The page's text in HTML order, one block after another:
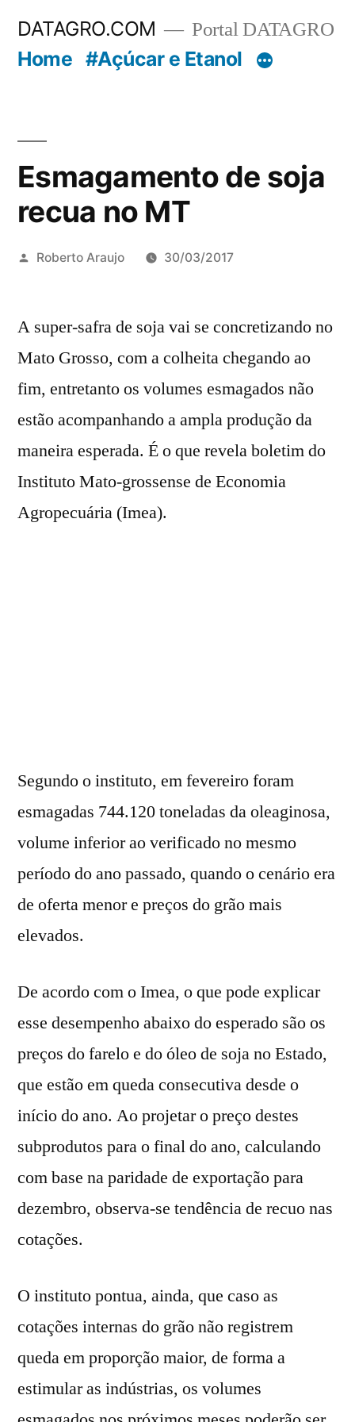
DATAGRO.COM Portal DATAGRO
Home #Açúcar e Etanol
Esmagamento de soja
recua no MT
Publicado
Roberto Araujo 30/03/2017
A super-safra de soja vai se concretizando no
Mato Grosso, com a colheita chegando ao
fim, entretanto os volumes esmagados não
estão acompanhando a ampla produção da
maneira esperada. É o que revela boletim do
Instituto Mato-grossense de Economia
Agropecuária (Imea).
Segundo o instituto, em fevereiro foram
esmagadas 744.120 toneladas da oleaginosa,
volume inferior ao verificado no mesmo
período do ano passado, quando o cenário era
de oferta menor e preços do grão mais
elevados.
De acordo com o Imea, o que pode explicar
esse desempenho abaixo do esperado são os
preços do farelo e do óleo de soja no Estado,
que estão em queda consecutiva desde o
início do ano. Ao projetar o preço destes
subprodutos para o final do ano, calculando
com base na paridade de exportação para
dezembro, observa-se tendência de recuo nas
cotações.
O instituto pontua, ainda, que caso as
cotações internas do grão não registrem
queda em proporção maior, de forma a
estimular as indústrias, os volumes